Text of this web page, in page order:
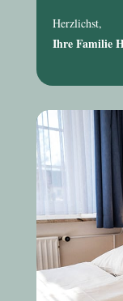
Herzlichst,
Ihre Familie